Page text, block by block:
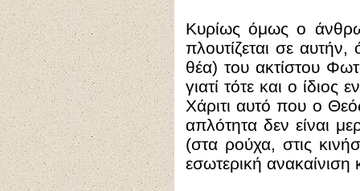
Κυρίως όμως ο
πλουτίζεται σε αυτήν,
θέα) του ακτίστου
γιατί τότε και ο ίδιος
Χάριτι αυτό που ο
απλότητα δεν είναι
(στα ρούχα, στις
εσωτερική